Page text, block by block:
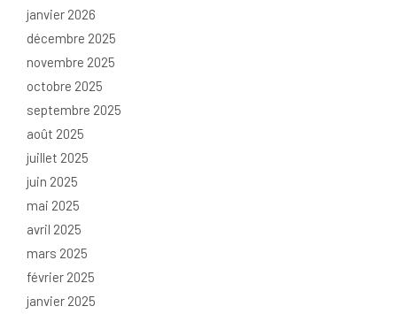
janvier 2026
décembre 2025
novembre 2025
octobre 2025
septembre 2025
août 2025
juillet 2025
juin 2025
mai 2025
avril 2025
mars 2025
février 2025
janvier 2025